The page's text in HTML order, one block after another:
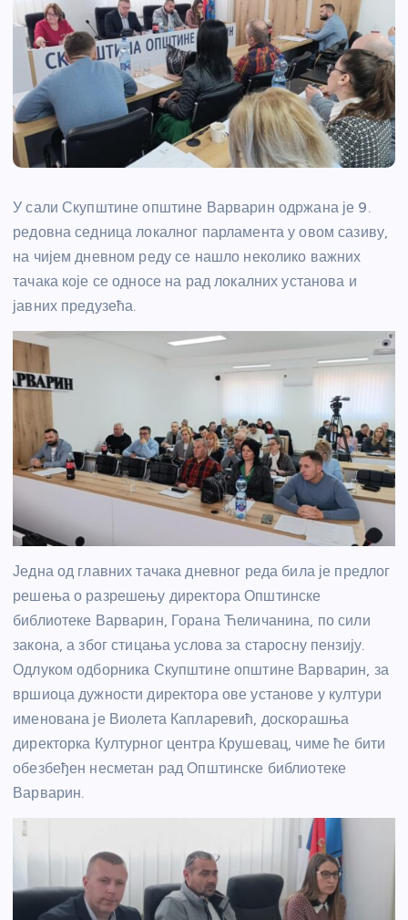
У сали Скупштине општине Варварин одржана је 9.
редовна седница локалног парламента у овом сазиву,
на чијем дневном реду се нашло неколико важних
тачака које се односе на рад локалних установа и
јавних предузећа.
Једна од главних тачака дневног реда била је предлог
решења о разрешењу директора Општинске
библиотеке Варварин, Горана Ћеличанина, по сили
закона, а због стицања услова за старосну пензију.
Одлуком одборника Скупштине општине Варварин, за
вршиоца дужности директора ове установе у култури
именована је Виолета Капларевић, доскорашња
директорка Културног центра Крушевац, чиме ће бити
обезбеђен несметан рад Општинске библиотеке
Варварин.